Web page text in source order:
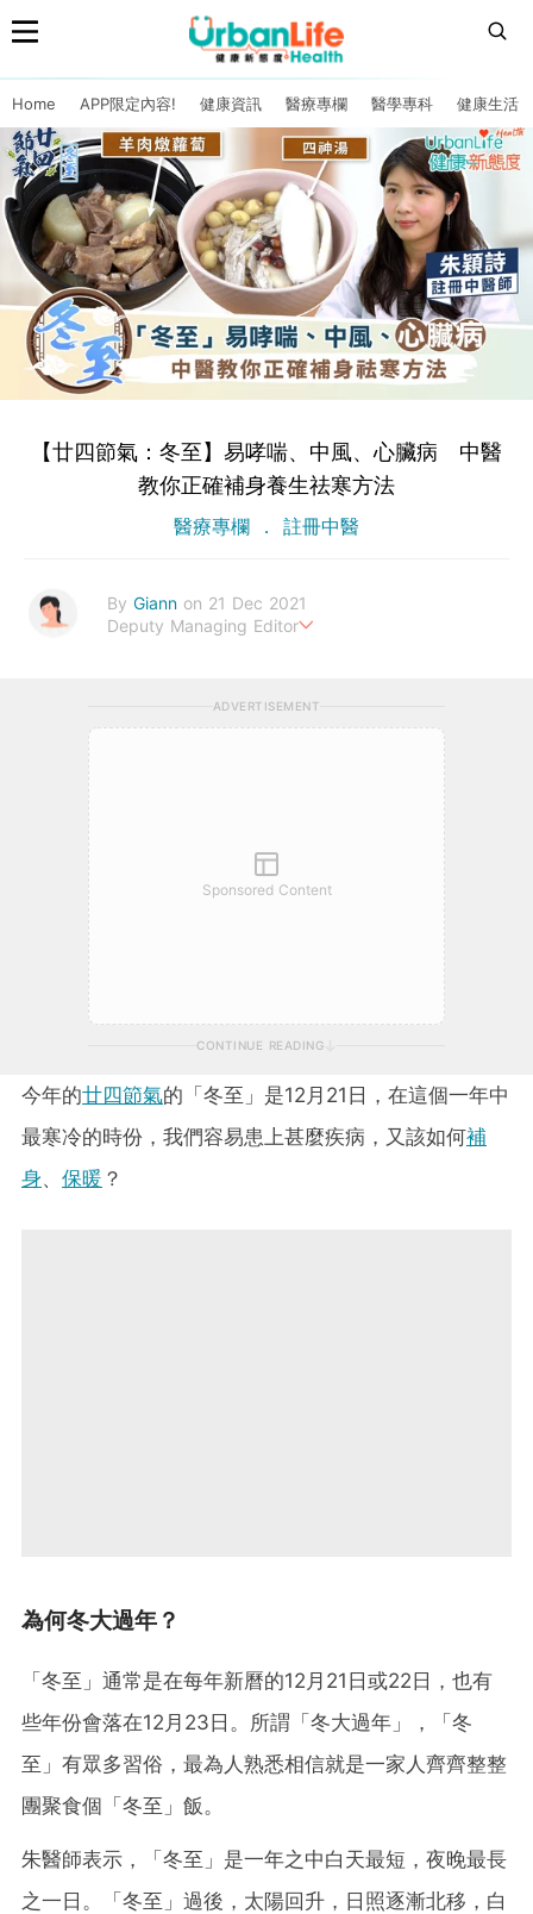
Home APP限定內容! 健康資訊 醫療專欄 醫學專科 健康生活
【廿四節氣：冬至】易哮喘、中風、心臟病 中醫
教你正確補身養生祛寒方法
醫療專欄 註冊中醫
By Giann on 21 Dec 2021
Deputy Managing Editor
ADVERTISEMENT
Sponsored Content
CONTINUE READING
今年的廿四節氣的「冬至」是12月21日，在這個一年中
最寒冷的時份，我們容易患上甚麼疾病，又該如何補
身、 保暖 ？
為何冬大過年？
「冬至」通常是在每年新曆的12月21日或22日，也有
些年份會落在12月23日。所謂「冬大過年」，「冬
至」有眾多習俗，最為人熟悉相信就是一家人齊齊整整
團聚食個「冬至」飯。
朱醫師表示，「冬至」是一年之中白天最短，夜晚最長
之一日。「冬至」過後，太陽回升，日照逐漸北移，白